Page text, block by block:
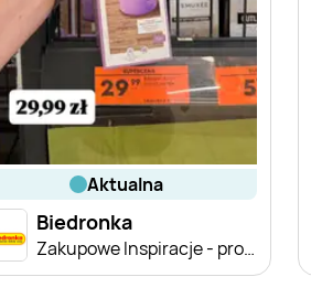
aktualna
Biedronka
Zakupowe Inspiracje - produkty do domu i dodatki modowe